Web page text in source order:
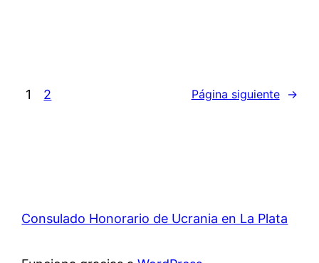
1 2 Página siguiente →
Consulado Honorario de Ucrania en La Plata